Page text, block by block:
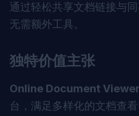
通过轻松共享文档链接与
无需额外工具。
独特价值主张
Online Document Viewer
台，满足多样化的文档查